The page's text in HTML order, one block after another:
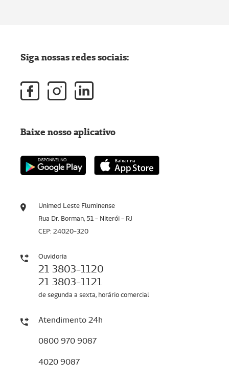
Unimed Leste Fluminense
Rua Dr. Borman, 51 - Niterói - RJ
CEP: 24020-320
Ouvidoria
21 3803-1120
21 3803-1121
de segunda a sexta, horário comercial
Atendimento 24h
0800 970 9087
4020 9087
Siga nossas redes sociais:
Baixe nosso aplicativo